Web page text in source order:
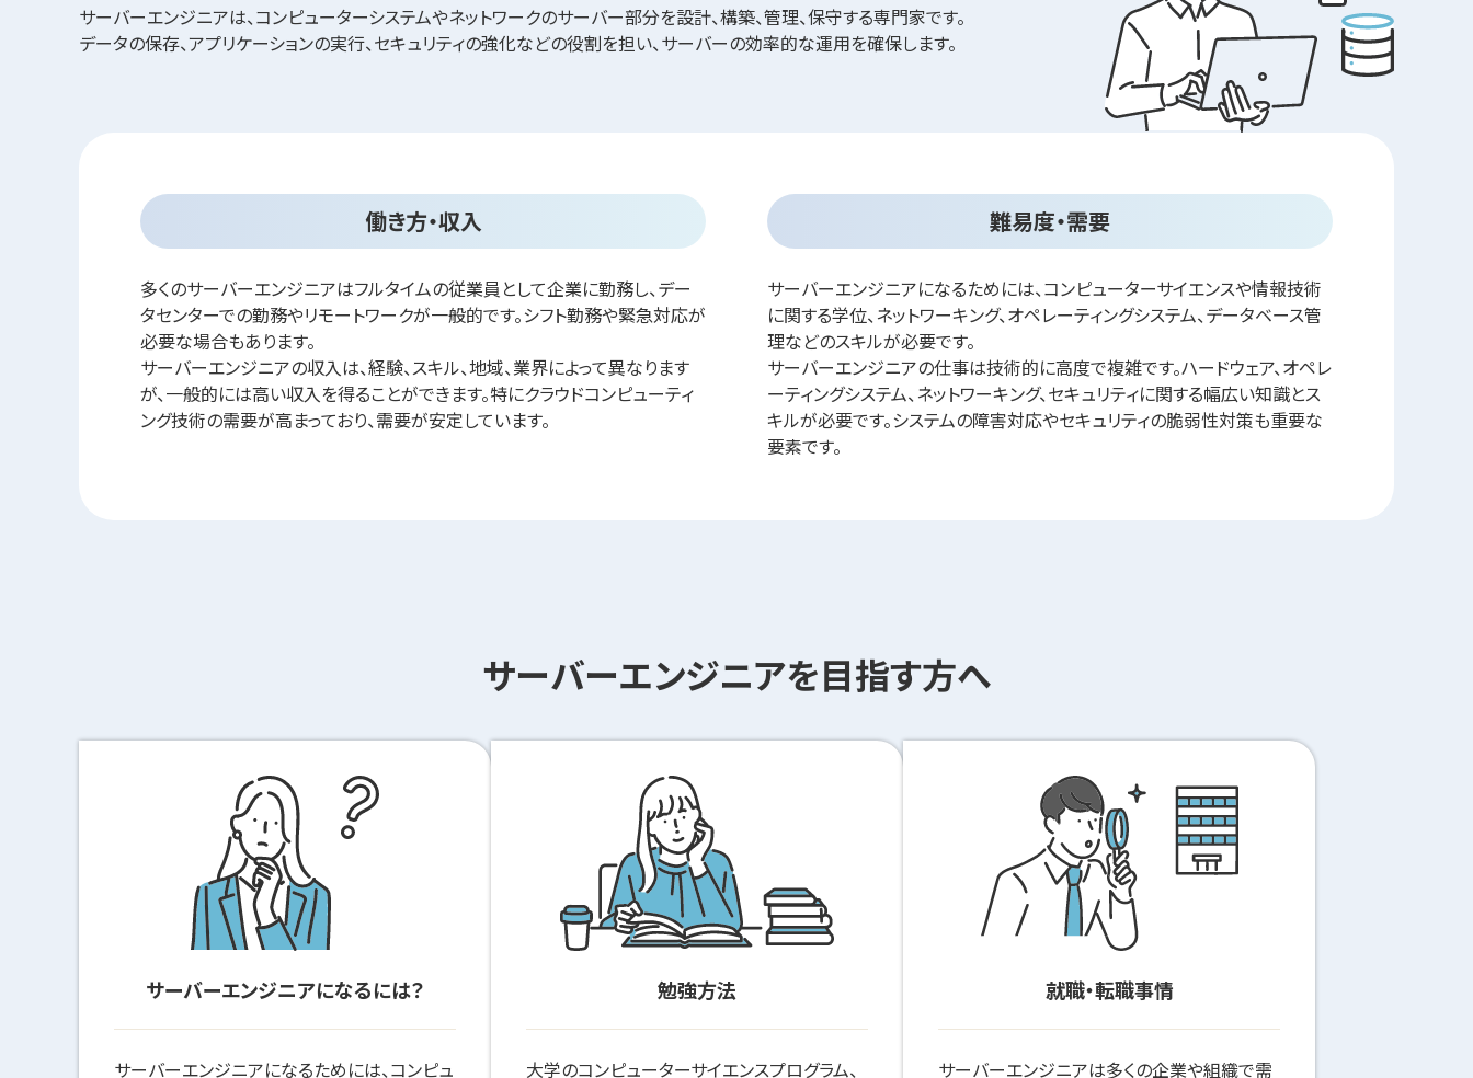
サーバーエンジニアは、コンピューターシステムやネットワークのサーバー部分を設計、構築、管理、保守する専門家です。
データの保存、アプリケーションの実行、セキュリティの強化などの役割を担い、サーバーの効率的な運用を確保します。
働き方・収入
多くのサーバーエンジニアはフルタイムの従業員として企業に勤務し、デー
タセンターでの勤務やリモートワークが一般的です。シフト勤務や緊急対応が
必要な場合もあります。
サーバーエンジニアの収入は、経験、スキル、地域、業界によって異なります
が、一般的には高い収入を得ることができます。特にクラウドコンピューティ
ング技術の需要が高まっており、需要が安定しています。
難易度・需要
サーバーエンジニアになるためには、コンピューターサイエンスや情報技術
に関する学位、ネットワーキング、オペレーティングシステム、データベース管
理などのスキルが必要です。
サーバーエンジニアの仕事は技術的に高度で複雑です。ハードウェア、オペレ
ーティングシステム、ネットワーキング、セキュリティに関する幅広い知識とス
キルが必要です。システムの障害対応やセキュリティの脆弱性対策も重要な
要素です。
サーバーエンジニアを目指す方へ
サーバーエンジニアになるには？
サーバーエンジニアになるためには、コンピュ
勉強方法
大学のコンピューターサイエンスプログラム、
就職・転職事情
サーバーエンジニアは多くの企業や組織で需